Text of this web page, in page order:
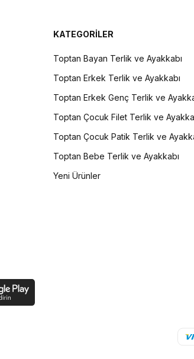
KATEGORİLER
Toptan Bayan Terlik ve Ayakkabı
Toptan Erkek Terlik ve Ayakkabı
Toptan Erkek Genç Terlik ve
Toptan Çocuk Filet Terlik ve
Toptan Çocuk Patik Terlik ve
Toptan Bebe Terlik ve Ayakkabı
Yeni Ürünler